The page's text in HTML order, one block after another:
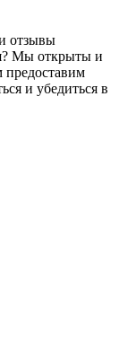
отзывы
Мы открыты и
предоставим
и убедиться в